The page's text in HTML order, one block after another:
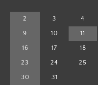
2 3 4
9 10 11
16 17 18
23 24 25
30 31